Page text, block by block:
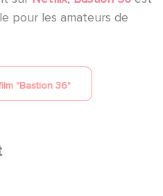
pour les amateurs de
"Bastion 36"